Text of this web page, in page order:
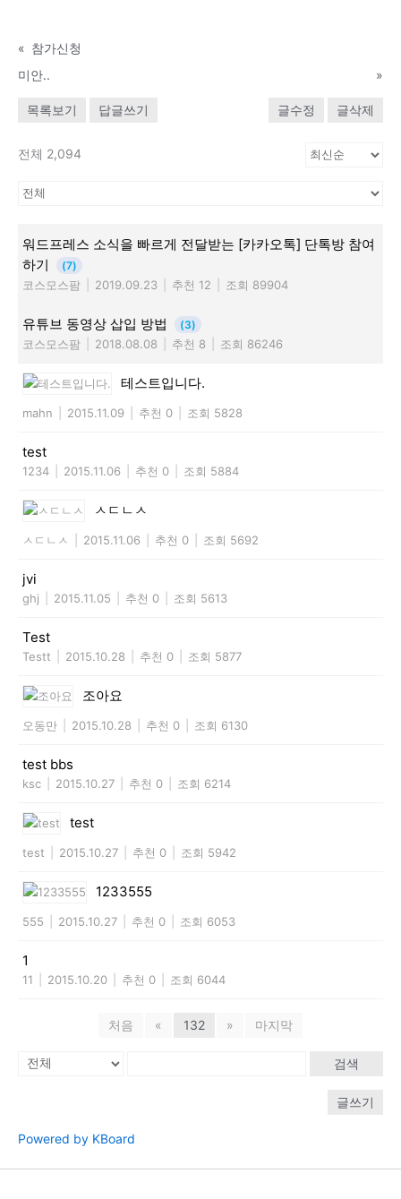
« 참가신청
미안..
»
목록보기 답글쓰기 글수정 글삭제
전체 2,094
워드프레스 소식을 빠르게 전달받는 [카카오톡] 단톡방 참여
하기
(7)
코스모스팜 2019.09.23 추천 12 조회 89904
유튜브 동영상 삽입 방법 (3)
코스모스팜 2018.08.08 추천 8 조회 86246
테스트입니다.
mahn 2015.11.09 추천 0 조회 5828
test
1234 2015.11.06 추천 0 조회 5884
ㅅㄷㄴㅅ
ㅅㄷㄴㅅ 2015.11.06 추천 0 조회 5692
jvi
ghj 2015.11.05 추천 0 조회 5613
Test
Testt 2015.10.28 추천 0 조회 5877
조아요
오동만 2015.10.28 추천 0 조회 6130
test bbs
ksc 2015.10.27 추천 0 조회 6214
test
test 2015.10.27 추천 0 조회 5942
1233555
555 2015.10.27 추천 0 조회 6053
1
11 2015.10.20 추천 0 조회 6044
처음 « 132 » 마지막
검색
글쓰기
Powered by KBoard